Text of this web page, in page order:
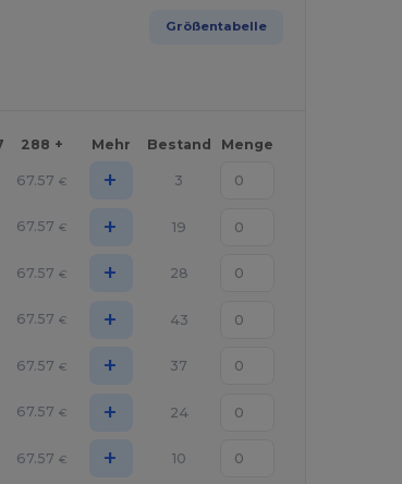
Größentabelle
288 + Mehr Bestand Menge
67.57 € + 3
67.57 € + 19
67.57 € + 28
67.57 € + 43
67.57 € + 37
67.57 € + 24
67.57 € + 10